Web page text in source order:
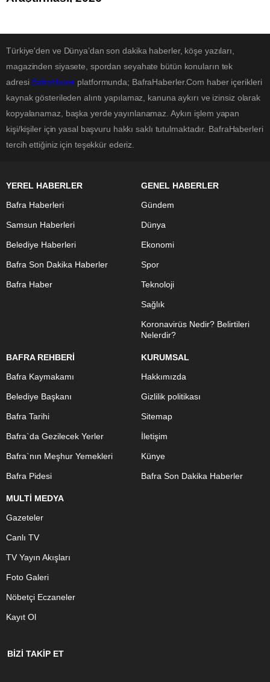
Türkiye'den ve Dünya’dan son dakika haberler, köşe yazıları,
magazinden siyasete, spordan seyahate bütün konuların tek
adresi BafraHaber platformunda; BafraHaberler.Com haber içerikleri
kaynak gösterileden alıntı yapılamaz, kanuna aykırı ve izinsiz olarak
kopyalanamaz, başka yerde yayınlanamaz. Aykırı işlem yapan
kişi/kişiler için yasal başvuru hakkı saklı tutulmaktadır. BafraHaberleri
tercih ettiğiniz için teşekkür ederiz.
YEREL HABERLER
Bafra Haberleri
Samsun Haberleri
Belediye Haberleri
Bafra Son Dakika Haberler
Bafra Haber
GENEL HABERLER
Gündem
Dünya
Ekonomi
Spor
Teknoloji
Sağlık
Koronavirüs Nedir? Belirtileri
Nelerdir?
BAFRA REHBERİ
Bafra Kaymakamı
Belediye Başkanı
Bafra Tarihi
Bafra`da Gezilecek Yerler
Bafra`nın Meşhur Yemekleri
Bafra Pidesi
KURUMSAL
Hakkımızda
Gizlilik politikası
Sitemap
İletişim
Künye
Bafra Son Dakika Haberler
MULTİ MEDYA
Gazeteler
Canlı TV
TV Yayın Akışları
Foto Galeri
Nöbetçi Eczaneler
Kayıt Ol
BİZİ TAKİP ET